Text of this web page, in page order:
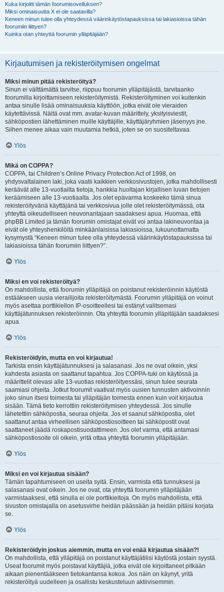
Kuka kirjoitti tämän foorumisovelluksen?
Miksi ominaisuutta X ei ole saatavilla?
Keneen minun tulee olla yhteydessä väärinkäytöstapauksissa tai lakiasioissa tähän
foorumiin liittyen?
Kuinka otan yhteyttä foorumin ylläpitäjään?
Kirjautumisen ja rekisteröitymisen ongelmat
Miksi minun pitää rekisteröityä?
Sinun ei välttämättä tarvitse, riippuu foorumin ylläpitäjästä, tarvitaanko
foorumilla kirjoittamiseen rekisteröitymistä. Rekisteröityminen voi kuitenkin
antaa sinulle lisää ominaisuuksia käyttöön, jotka eivät ole vieraiden
käytettävissä. Näitä ovat mm. avatar-kuvan määrittely, yksityisviestit,
sähköpostien lähettäminen muille käyttäjille, käyttäjäryhmien jäsenyys jne.
Siihen menee aikaa vain muutamia hetkiä, joten se on suositeltavaa.
Ylös
Mikä on COPPA?
COPPA, tai Children’s Online Privacy Protection Act of 1998, on
yhdysvaltalainen laki, joka vaatii kaikkien verkkosivustojen, jotka mahdollisesti
keräävät alle 13-vuotiailta tietoja, hankkia huoltajan kirjallisen luvan tietojen
keräämiseen alle 13-vuotiaalta. Jos olet epävarma koskeeko tämä sinua
rekisteröityvänä käyttäjänä tai verkkosivua jolle olet rekisteröitymässä, ota
yhteyttä oikeudelliseen neuvonantajaan saadaksesi apua. Huomaa, että
phpBB Limited ja tämän foorumin omistajat eivät voi antaa lakineuvontaa ja
eivät ole yhteyshenkilöitä minkäänlaisissa lakiasioissa, lukuunottamatta
kysymystä “Keneen minun tulee olla yhteydessä väärinkäytöstapauksissa tai
lakiasioissa tähän foorumiin liittyen?”.
Ylös
Miksi en voi rekisteröityä?
On mahdollista, että foorumin ylläpitäjä on poistanut rekisteröinnin käytöstä
estääkseen uusia vierailijoita rekisteröitymästä. Foorumin ylläpitäjä on voinut
myös asettaa porttikiellon IP-osoitteellesi tai estänyt valitsemasi
käyttäjätunnuksen rekisteröinnin. Ota yhteyttä foorumin ylläpitäjään saadaksesi
apua.
Ylös
Rekisteröidyin, mutta en voi kirjautua!
Tarkista ensin käyttäjätunnuksesi ja salasanasi. Jos ne ovat oikein, yksi
kahdesta asiasta on saattanut tapahtua. Jos COPPA-tuki on käytössä ja
määrittelit olevasi alle 13-vuotias rekisteröityessäsi, sinun tulee seurata
saamiasi ohjeita. Jotkut foorumit vaativat myös uusien tunnusten aktivoinnin
joko sinun itsesi toimesta tai ylläpitäjän toimesta ennen kuin voit kirjautua
sisään. Tämä tieto kerrottiin rekisteröitymisen yhteydessä. Jos sinulle
lähetettiin sähköpostia, seuraa ohjeita. Jos et saanut sähköpostia, olet
saattanut antaa virheellisen sähköpostiosoitteen tai sähköpostit ovat
saattaneet jäädä roskapostisuodattimeen. Jos olet varma, että antamasi
sähköpostiosoite oli oikein, yritä ottaa yhteyttä foorumin ylläpitäjään.
Ylös
Miksi en voi kirjautua sisään?
Tämän tapahtumiseen on useita syitä. Ensin, varmista että tunnuksesi ja
salasanasi ovat oikein. Jos ne ovat, ota yhteyttä foorumin ylläpitäjään
varmistaaksesi, että sinulla ei ole porttikieltoja. On myös mahdollista, että
sivuston omistajalla on asetusvirhe heidän päässään ja heidän pitäisi korjata
se.
Ylös
Rekisteröidyin joskus aiemmin, mutta en voi enää kirjautua sisään?!
On mahdollista, että ylläpitäjä on poistanut käyttäjätilisi käytöstä jostain syystä.
Useat foorumit myös poistavat käyttäjiä, jotka eivät ole kirjoittaneet pitkään
aikaan pienentääkseen tietokantansa kokoa. Jos näin on käynyt, yritä
rekisteröityä uudelleen ja osallistu keskusteluun aktiivisemmin.